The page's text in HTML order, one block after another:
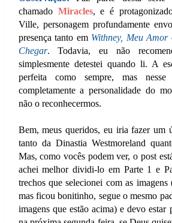
chamado Miracles, e é
Ville, personagem profundamente
presença tanto em Withney, Meu Amor
Chegar. Todavia, eu não
simplesmente detestei quando li. A
perfeita como sempre, mas
completamente a personalidade do
não o reconhecermos.
Bem, meus queridos, eu iria fazer um
tanto da Dinastia Westmoreland
Mas, como vocês podem ver, o post
achei melhor dividi-lo em Parte 1 e
trechos que selecionei com as
mas ficou bonitinho, segue o mesmo
imagens que estão acima) e devo estar